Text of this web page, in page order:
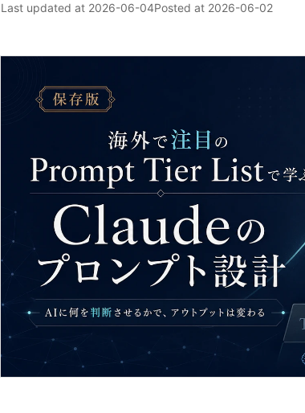
Last updated at 2026-06-04Posted at 2026-06-02